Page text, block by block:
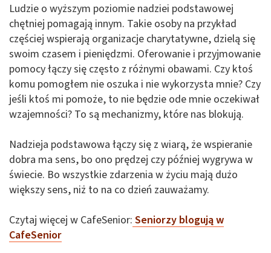
Ludzie o wyższym poziomie nadziei podstawowej
chętniej pomagają innym. Takie osoby na przykład
częściej wspierają organizacje charytatywne, dzielą się
swoim czasem i pieniędzmi. Oferowanie i przyjmowanie
pomocy łączy się często z różnymi obawami. Czy ktoś
komu pomogłem nie oszuka i nie wykorzysta mnie? Czy
jeśli ktoś mi pomoże, to nie będzie ode mnie oczekiwał
wzajemności? To są mechanizmy, które nas blokują.
Nadzieja podstawowa łączy się z wiarą, że wspieranie
dobra ma sens, bo ono prędzej czy później wygrywa w
świecie. Bo wszystkie zdarzenia w życiu mają dużo
większy sens, niż to na co dzień zauważamy.
Czytaj więcej w CafeSenior: Seniorzy blogują w
CafeSenior